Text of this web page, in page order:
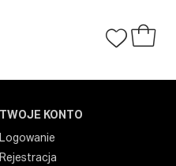
TWOJE KONTO
Logowanie
Rejestracja